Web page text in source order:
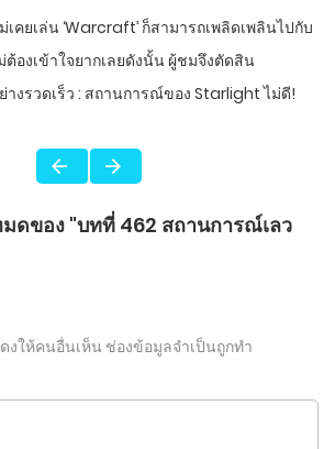
คยเล่น ‘Warcraft’ ก็สามารถเพลิดเพลินไปกับ
องเข้าใจยากเลยดังนั้น ผู้ชมจึงตัดสิน
งรวดเร็ว : สถานการณ์ของ Starlight ไม่ดี!
ดของ "บทที่ 462 สถานการณ์เลว
งให้คนอื่นเห็น ช่องข้อมูลจำเป็นถูกทำ